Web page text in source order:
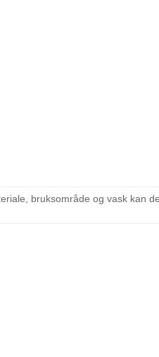
bruksområde og vask kan